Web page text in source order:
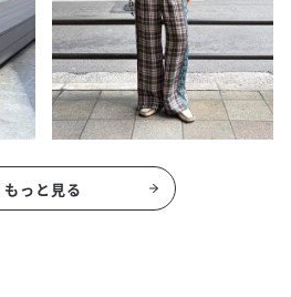
もっと見る